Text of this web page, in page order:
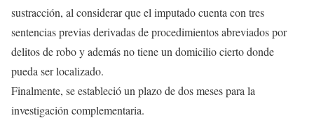
sustracción, al considerar que el imputado cuenta con tres
sentencias previas derivadas de procedimientos abreviados por
delitos de robo y además no tiene un domicilio cierto donde
pueda ser localizado.
Finalmente, se estableció un plazo de dos meses para la
investigación complementaria.